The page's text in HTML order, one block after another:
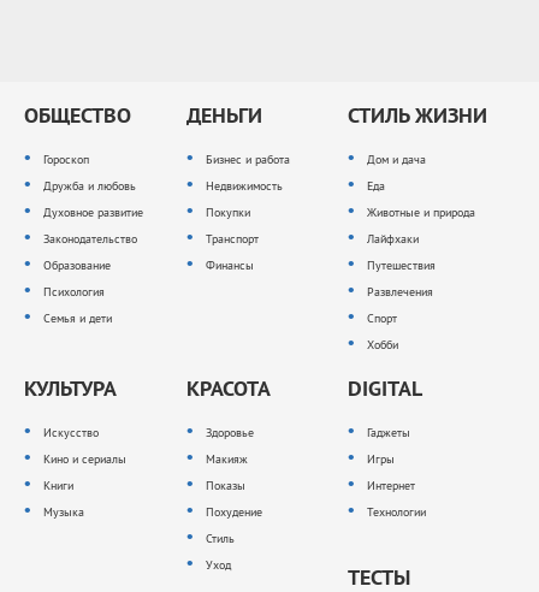
ОБЩЕСТВО
Гороскоп
Дружба и любовь
Духовное развитие
Законодательство
Образование
Психология
Семья и дети
ДЕНЬГИ
Бизнес и работа
Недвижимость
Покупки
Транспорт
Финансы
СТИЛЬ ЖИЗНИ
Дом и дача
Еда
Животные и природа
Лайфхаки
Путешествия
Развлечения
Спорт
Хобби
КУЛЬТУРА
Искусство
Кино и сериалы
Книги
Музыка
КРАСОТА
Здоровье
Макияж
Показы
Похудение
Стиль
Уход
DIGITAL
Гаджеты
Игры
Интернет
Технологии
ТЕСТЫ